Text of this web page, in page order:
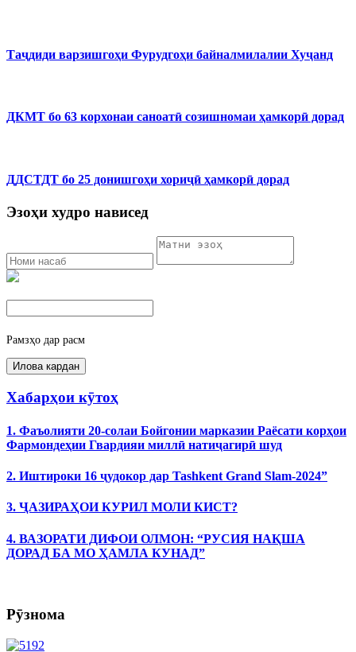
Таҷдиди варзишгоҳи Фурудгоҳи байналмилалии Хуҷанд
ДКМТ бо 63 корхонаи саноатӣ созишномаи ҳамкорӣ дорад
ДДСТДТ бо 25 донишгоҳи хориҷӣ ҳамкорӣ дорад
Эзоҳи худро нависед
Рамзҳо дар расм
Хабарҳои кӯтоҳ
1. Фаъолияти 20-солаи Бойгонии марказии Раёсати корҳои
Фармондеҳии Гвардияи миллӣ натиҷагирӣ шуд
2. Иштироки 16 ҷудокор дар Tashkent Grand Slam-2024”
3. ҶАЗИРАҲОИ КУРИЛ МОЛИ КИСТ?
4. ВАЗОРАТИ ДИФОИ ОЛМОН: “РУСИЯ НАҚША
ДОРАД БА МО ҲАМЛА КУНАД”
Рӯзнома